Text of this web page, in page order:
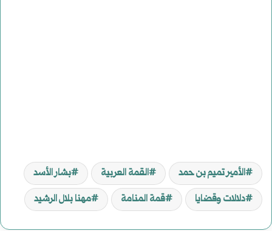
الأمير تميم بن حمد القمة العربية
بشار الأسد
دلالات وقضايا
قمة المنامة مهنا بلال الرشيد